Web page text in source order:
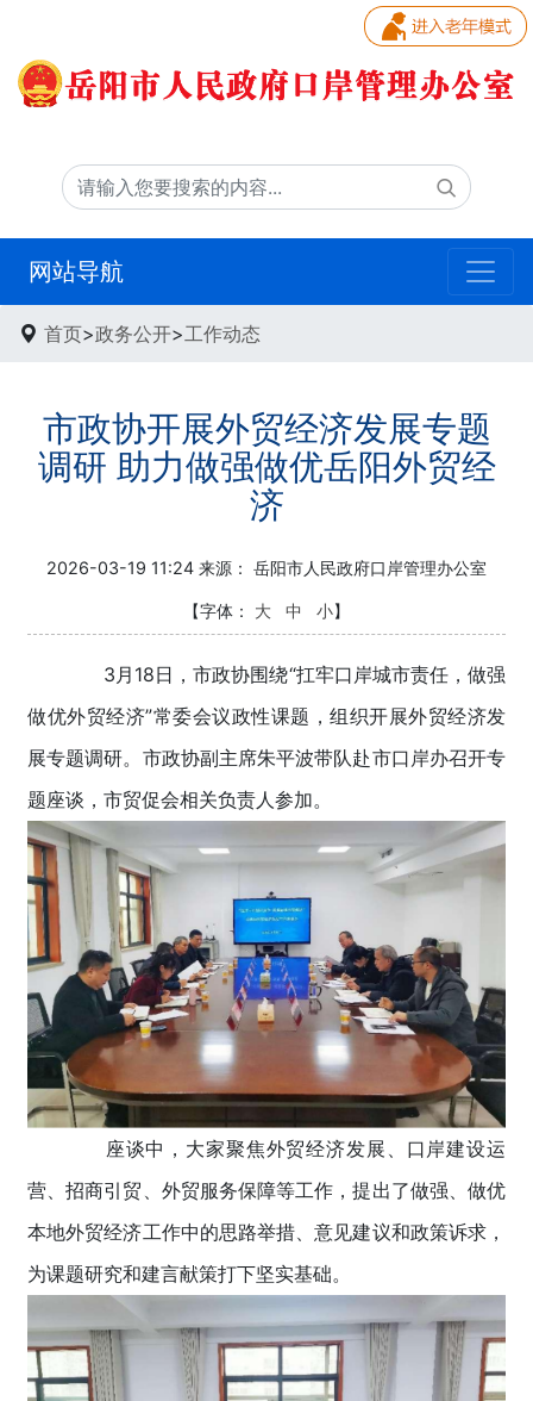
网站导航
首页>政务公开>工作动态
市政协开展外贸经济发展专题
调研 助力做强做优岳阳外贸经
济
2026-03-19 11:24 来源： 岳阳市人民政府口岸管理办公室
【字体： 大 中 小】
3月18日，市政协围绕“扛牢口岸城市责任，做强
做优外贸经济”常委会议政性课题，组织开展外贸经济发
展专题调研。市政协副主席朱平波带队赴市口岸办召开专
题座谈，市贸促会相关负责人参加。
座谈中，大家聚焦外贸经济发展、口岸建设运
营、招商引贸、外贸服务保障等工作，提出了做强、做优
本地外贸经济工作中的思路举措、意见建议和政策诉求，
为课题研究和建言献策打下坚实基础。